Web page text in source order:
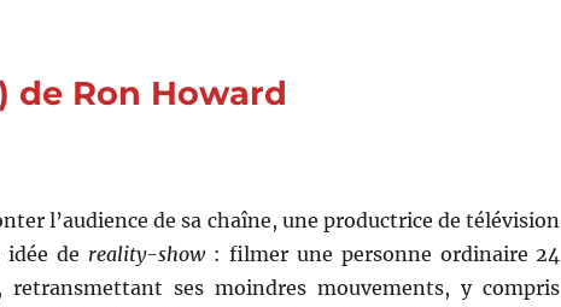
de Ron Howard
l’audience de sa chaîne, une productrice de télévision
de reality-show: filmer une personne ordinaire 24
retransmettant ses moindres mouvements, y compris